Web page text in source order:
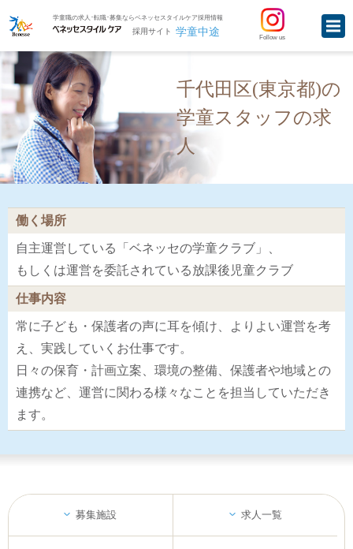
学童職の求人･転職･募集ならベネッセスタイルケア採用情報
採用サイト 学童中途 Follow us
千代田区(東京都)の
学童スタッフの求
人
働く場所
自主運営している「ベネッセの学童クラブ」、
もしくは運営を委託されている放課後児童クラブ
仕事内容
常に子ども・保護者の声に耳を傾け、よりよい運営を考
え、実践していくお仕事です。
日々の保育・計画立案、環境の整備、保護者や地域との
連携など、運営に関わる様々なことを担当していただき
ます。
募集施設 求人一覧